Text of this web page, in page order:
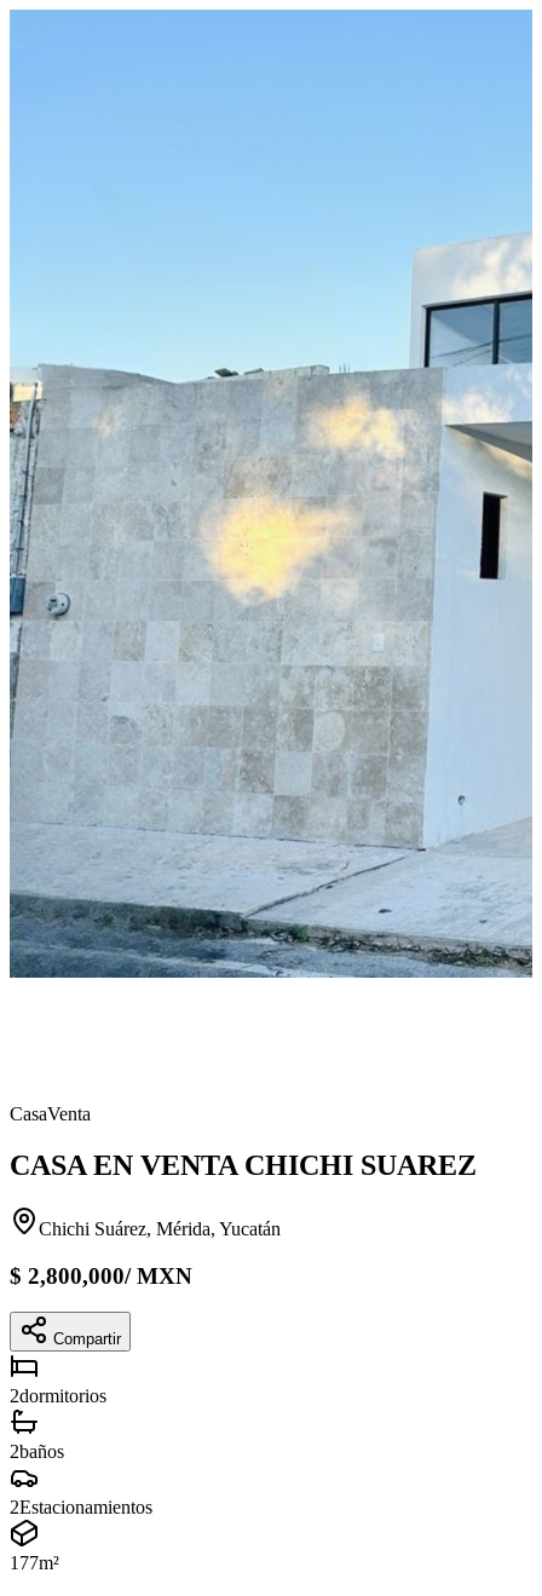
CasaVenta
CASA EN VENTA CHICHI SUAREZ
Chichi Suárez, Mérida, Yucatán
$ 2,800,000/MXN
Compartir
2dormitorios
2baños
2Estacionamientos
177m²